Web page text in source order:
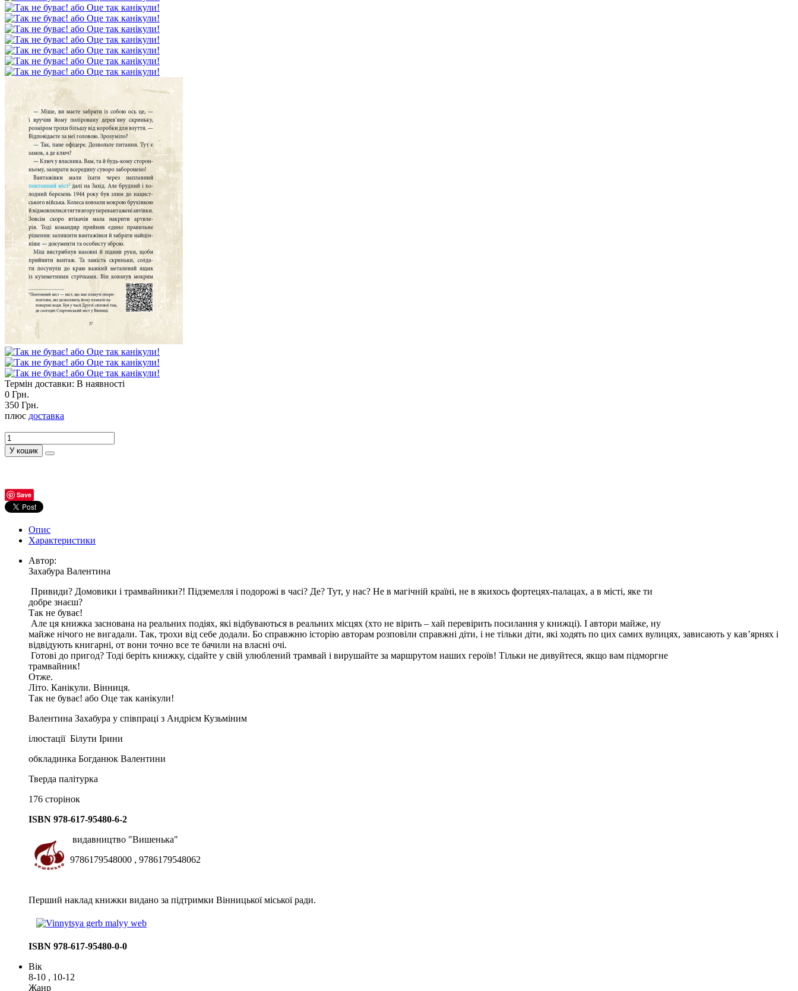
Термін доставки: В наявності
0 Грн.
350 Грн.
плюс доставка
У кошик
Save
Опис
Характеристики
Автор:
Захабура Валентина
Привиди? Домовики і трамвайники?! Підземелля і подорожі в часі? Де? Тут, у нас? Не в магічній країні, не в якихось фортецях-палацах, а в місті, яке ти
добре знаєш?
Так не буває!
Але ця книжка заснована на реальних подіях, які відбуваються в реальних місцях (хто не вірить – хай перевірить посилання у книжці). І автори майже, ну
майже нічого не вигадали. Так, трохи від себе додали. Бо справжню історію авторам розповіли справжні діти, і не тільки діти, які ходять по цих самих вулицях, зависають у кав’ярнях і
відвідують книгарні, от вони точно все те бачили на власні очі.
Готові до пригод? Тоді беріть книжку, сідайте у свій улюблений трамвай і вирушайте за маршрутом наших героїв! Тільки не дивуйтеся, якщо вам підморгне
трамвайник!
Отже.
Літо. Канікули. Вінниця.
Так не буває! або Оце так канікули!
Валентина Захабура у співпраці з Андрієм Кузьміним
ілюстації Білути Ірини
обкладинка Богданюк Валентини
Тверда палітурка
176 сторінок
ISBN 978-617-95480-6-2
видавництво "Вишенька"
9786179548000 , 9786179548062
Перший наклад книжки видано за підтримки Вінницької міської ради.
ISBN 978-617-95480-0-0
Вік
8-10 , 10-12
Жанр